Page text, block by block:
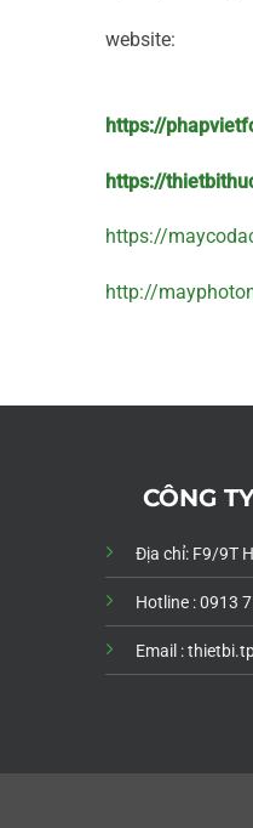
website:
https://
https://
​https://
http://
CÔNG
Địa chỉ: F9/9T
Hotline : 0913
Email :